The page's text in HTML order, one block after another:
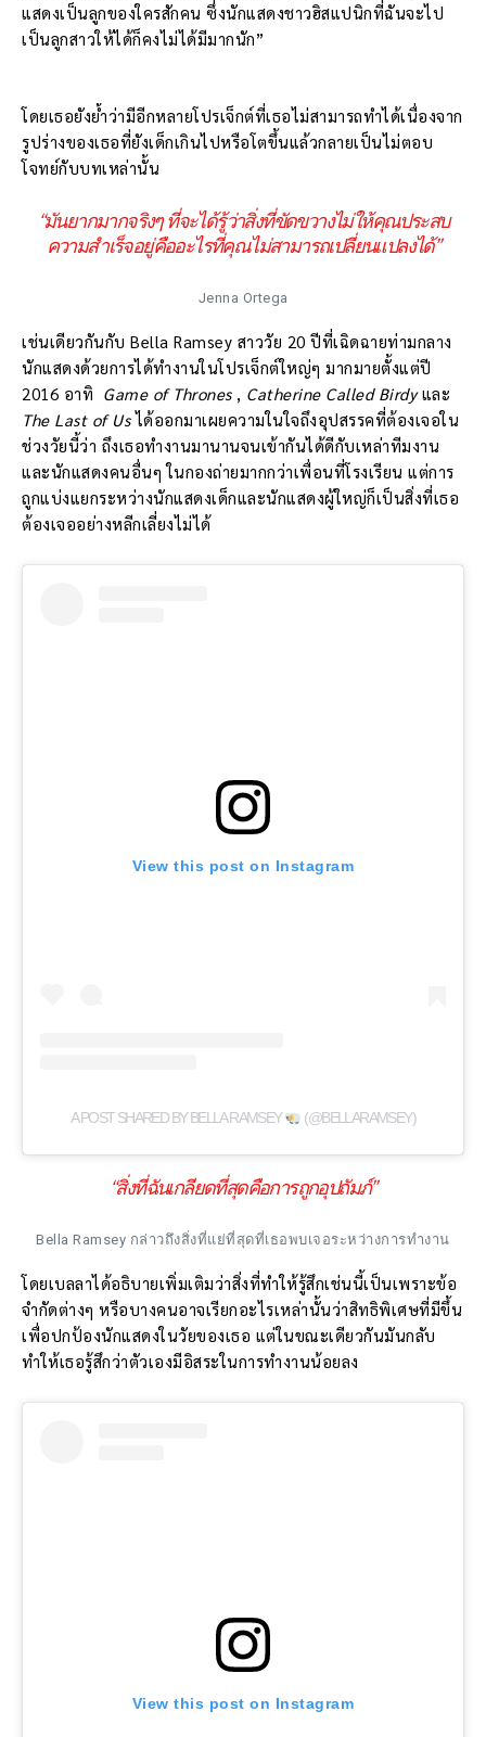
แสดงเป็นลูกของใครสักคน ซึ่งนักแสดงชาวฮิสแปนิกที่ฉันจะไป
เป็นลูกสาวให้ได้ก็คงไม่ได้มีมากนัก”
โดยเธอยังย้ำว่ามีอีกหลายโปรเจ็กต์ที่เธอไม่สามารถทำได้เนื่องจาก
รูปร่างของเธอที่ยังเด็กเกินไปหรือโตขึ้นแล้วกลายเป็นไม่ตอบ
โจทย์กับบทเหล่านั้น
“มันยากมากจริงๆ ที่จะได้รู้ว่าสิ่งที่ขัดขวางไม่ให้คุณประสบ
ความสำเร็จอยู่คืออะไรที่คุณไม่สามารถเปลี่ยนแปลงได้”
Jenna Ortega
เช่นเดียวกันกับ Bella Ramsey สาววัย 20 ปีที่เฉิดฉายท่ามกลาง
นักแสดงด้วยการได้ทำงานในโปรเจ็กต์ใหญ่ๆ มากมายตั้งแต่ปี
2016 อาทิ Game of Thrones, Catherine Called Birdyและ
The Last of Usได้ออกมาเผยความในใจถึงอุปสรรคที่ต้องเจอใน
ช่วงวัยนี้ว่า ถึงเธอทำงานมานานจนเข้ากันได้ดีกับเหล่าทีมงาน
และนักแสดงคนอื่นๆ ในกองถ่ายมากกว่าเพื่อนที่โรงเรียน แต่การ
ถูกแบ่งแยกระหว่างนักแสดงเด็กและนักแสดงผู้ใหญ่ก็เป็นสิ่งที่เธอ
ต้องเจออย่างหลีกเลี่ยงไม่ได้
View this post on Instagram
A POST SHARED BY BELLA RAMSEY (@BELLARAMSEY)
“สิ่งที่ฉันเกลียดที่สุดคือการถูกอุปถัมภ์”
Bella Ramsey กล่าวถึงสิ่งที่แย่ที่สุดที่เธอพบเจอระหว่างการทำงาน
โดยเบลลาได้อธิบายเพิ่มเติมว่าสิ่งที่ทำให้รู้สึกเช่นนี้เป็นเพราะข้อ
จำกัดต่างๆ หรือบางคนอาจเรียกอะไรเหล่านั้นว่าสิทธิพิเศษที่มีขึ้น
เพื่อปกป้องนักแสดงในวัยของเธอ แต่ในขณะเดียวกันมันกลับ
ทำให้เธอรู้สึกว่าตัวเองมีอิสระในการทำงานน้อยลง
View this post on Instagram